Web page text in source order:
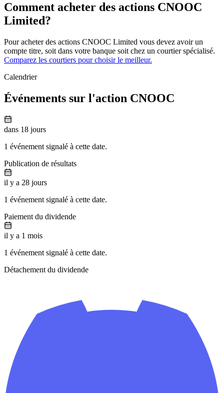
Comment acheter des actions CNOOC
Limited?
Pour acheter des actions CNOOC Limited vous devez avoir un
compte titre, soit dans votre banque soit chez un courtier spécialisé.
Comparez les courtiers pour choisir le meilleur.
Calendrier
Événements sur l'action CNOOC
dans 18 jours
1 événement signalé à cette date.
Publication de résultats
il y a 28 jours
1 événement signalé à cette date.
Paiement du dividende
il y a 1 mois
1 événement signalé à cette date.
Détachement du dividende